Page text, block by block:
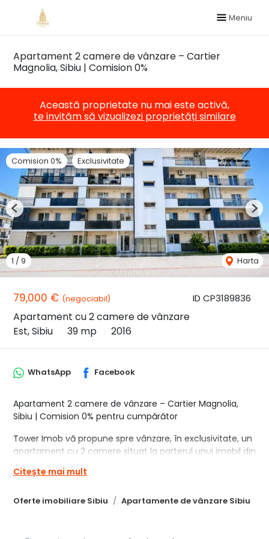
Meniu
Apartament 2 camere de vânzare – Cartier
Magnolia, Sibiu | Comision 0%
Această proprietate nu mai este activă,
te invităm să vizualizezi proprietăți similare
ID CP3189836
79,000 € (negociabil)
Apartament cu 2 camere de vânzare
Est, Sibiu
39 mp 2016
Comision 0% Exclusivitate
1 / 9 Harta
Previous
Oferte imobiliare Sibiu Apartamente de vânzare Sibiu
WhatsApp Facebook
Apartament 2 camere de vânzare – Cartier Magnolia,
Sibiu | Comision 0% pentru cumpărător
Tower Imob vă propune spre vânzare, în exclusivitate, un
apartament cu 2 camere situat la parterul unui imobil din
pentru investiție.
Locuința este compartimentată practic și funcțional,
dintre avantajele apartamentului este balconul generos,
Citește mai mult